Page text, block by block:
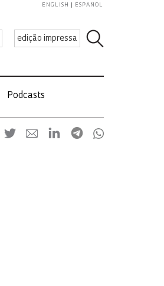
edição impressa
ENGLISH ESPAÑOL
Podcasts